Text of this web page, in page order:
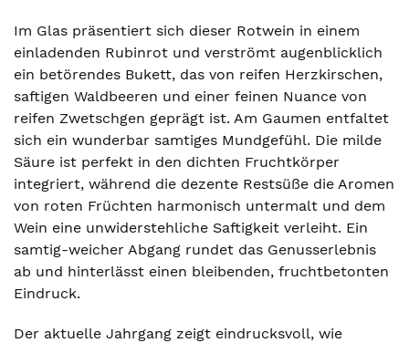
Im Glas präsentiert sich dieser Rotwein in einem
einladenden Rubinrot und verströmt augenblicklich
ein betörendes Bukett, das von reifen Herzkirschen,
saftigen Waldbeeren und einer feinen Nuance von
reifen Zwetschgen geprägt ist. Am Gaumen entfaltet
sich ein wunderbar samtiges Mundgefühl. Die milde
Säure ist perfekt in den dichten Fruchtkörper
integriert, während die dezente Restsüße die Aromen
von roten Früchten harmonisch untermalt und dem
Wein eine unwiderstehliche Saftigkeit verleiht. Ein
samtig-weicher Abgang rundet das Genusserlebnis
ab und hinterlässt einen bleibenden, fruchtbetonten
Eindruck.
Der aktuelle Jahrgang zeigt eindrucksvoll, wie